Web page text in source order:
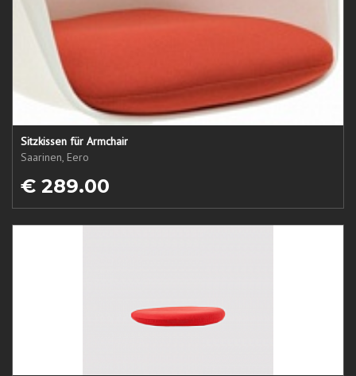
Sitzkissen für Armchair
Saarinen, Eero
€ 289.00